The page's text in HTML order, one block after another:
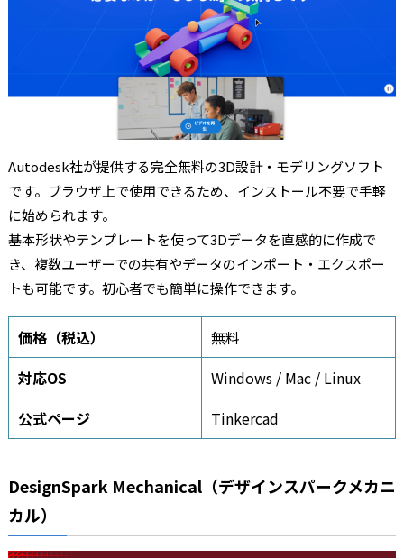
Autodesk社が提供する完全無料の3D設計・モデリングソフト
です。ブラウザ上で使用できるため、インストール不要で手軽
に始められます。
基本形状やテンプレートを使って3Dデータを直感的に作成で
き、複数ユーザーでの共有やデータのインポート・エクスポー
トも可能です。初心者でも簡単に操作できます。
価格（税込）
無料
対応OS
Windows / Mac / Linux
公式ページ
Tinkercad
DesignSpark Mechanical（デザインスパークメカニ
カル）